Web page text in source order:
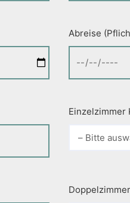
Abreise
Einzelzimmer